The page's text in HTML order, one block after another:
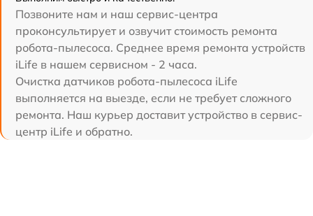
Позвоните нам и наш сервис-центра
проконсультирует и озвучит стоимость ремонта
робота-пылесоса. Среднее время ремонта устройств
iLife в нашем сервисном - 2 часа.
Очистка датчиков робота-пылесоса iLife
выполняется на выезде, если не требует сложного
ремонта. Наш курьер доставит устройство в сервис-
центр iLife и обратно.